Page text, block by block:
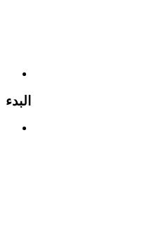
البدء